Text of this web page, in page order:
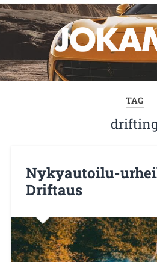
TAG
Nykyautoilu-
Driftaus